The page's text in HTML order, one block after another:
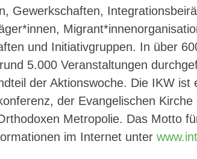
Gewerkschaften,
und Initiativgruppen. In über
5.000 Veranstaltungen
der Aktionswoche. Die IKW ist
der Evangelischen
Metropolie. Das Motto
im Internet unter